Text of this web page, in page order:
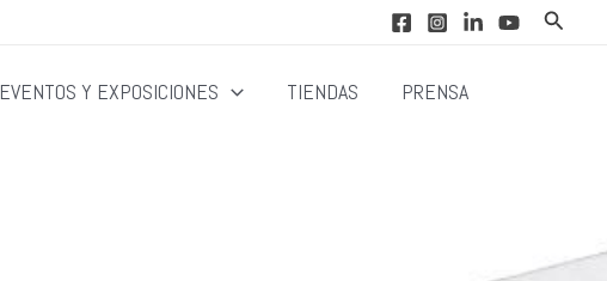
Buscar
EVENTOS Y EXPOSICIONES TIENDAS
PRENSA